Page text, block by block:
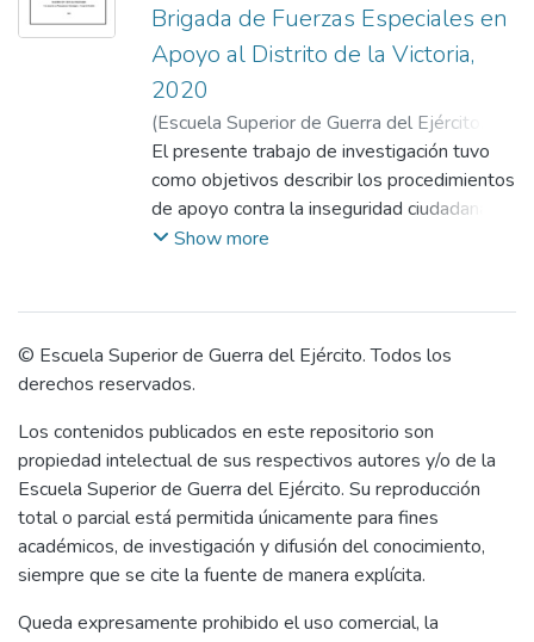
Brigada de Fuerzas Especiales en
Apoyo al Distrito de la Victoria,
2020
(Escuela Superior de Guerra del Ejército.
Escuela de Postgrado,2021-05-11)Acho
Medina, Ronald Vidal;Gallardo Marquina,
Guido;Bedoya Perales, José Alberto
El presente trabajo de investigación tuvo
como objetivos describir los procedimientos
de apoyo contra la inseguridad ciudadana
utilizados por la 1ª Brigada de Fuerzas
Unidad que le permite este apoyo. Para
este fin se planteó una metodología
interpretativo y el tipo de investigación
empírico. En esta perspectiva se eligieron
las técnicas de entrevista y registro
fotográfico. Los datos obtenidos se
analizaron con matrices de contenido que
fueron usadas para la comparación e
interpretación. Luego, de la triangulación se
Show more
© Escuela Superior de Guerra del Ejército. Todos los
derechos reservados.
Los contenidos publicados en este repositorio son
propiedad intelectual de sus respectivos autores y/o de la
Escuela Superior de Guerra del Ejército. Su reproducción
total o parcial está permitida únicamente para fines
académicos, de investigación y difusión del conocimiento,
siempre que se cite la fuente de manera explícita.
Queda expresamente prohibido el uso comercial, la